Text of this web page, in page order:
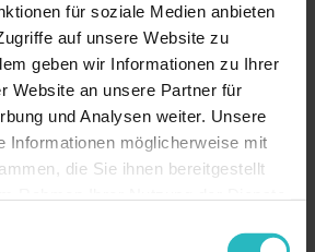
für soziale Medien anbieten
auf unsere Website zu
geben wir Informationen zu Ihrer
Website an unsere Partner für
und Analysen weiter. Unsere
Informationen möglicherweise mit
die Sie ihnen bereitgestellt
Protokoll
sind keine
Nebensac
he,
sondern
bestimme